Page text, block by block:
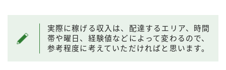
実際に稼げる収入は、配達するエリア、時間
帯や曜日、経験値などによって変わるので、
参考程度に考えていただければと思います。